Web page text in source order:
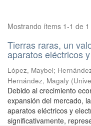
Mostrando ítems 1-1 de 1
Tierras raras, un
aparatos eléctricos
López, Maybel;
Hernández, Magaly (
Debido al crecimiento
expansión del mercado,
aparatos eléctricos y
significativamente,